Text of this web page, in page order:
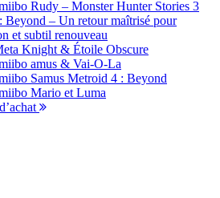
Rudy – Monster Hunter Stories 3
Beyond – Un retour maîtrisé pour
et subtil renouveau
Knight & Étoile Obscure
amus & Vai-O-La
Samus Metroid 4 : Beyond
Mario et Luma